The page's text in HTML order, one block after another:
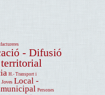
- Difusió
H.- Transport i
Joves Local -
Persones